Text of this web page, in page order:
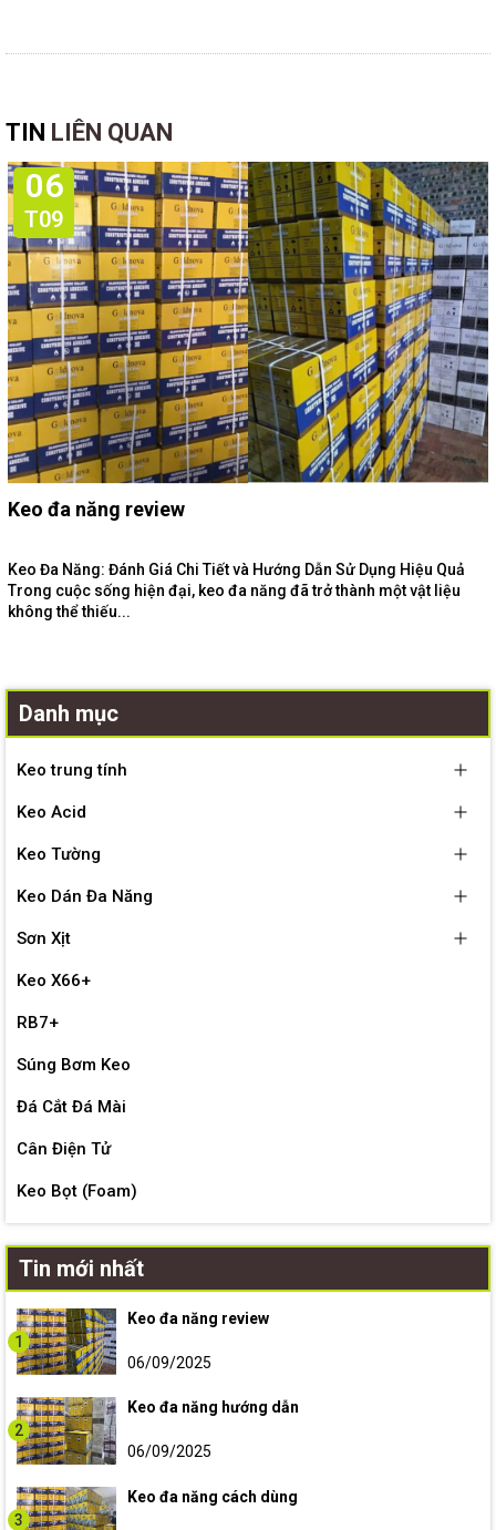
TIN LIÊN QUAN
06
T09
Keo đa năng review
Keo Đa Năng: Đánh Giá Chi Tiết và Hướng Dẫn Sử Dụng Hiệu Quả
Trong cuộc sống hiện đại, keo đa năng đã trở thành một vật liệu
không thể thiếu...
Danh mục
Keo trung tính
Keo Acid
Keo Tường
Keo Dán Đa Năng
Sơn Xịt
Keo X66+
RB7+
Súng Bơm Keo
Đá Cắt Đá Mài
Cân Điện Tử
Keo Bọt (Foam)
Tin mới nhất
1
Keo đa năng review
06/09/2025
2
Keo đa năng hướng dẫn
06/09/2025
3
Keo đa năng cách dùng